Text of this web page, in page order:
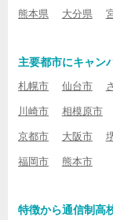
熊本県 大分県
主要都市にキャン
札幌市 仙台市
川崎市 相模原市
京都市 大阪市
福岡市 熊本市
特徴から通信制高